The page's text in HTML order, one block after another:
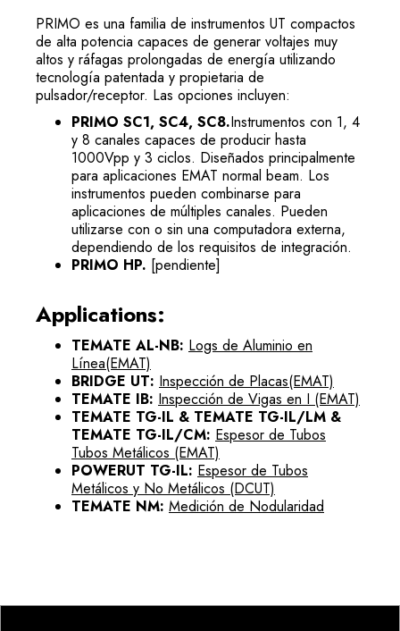
PRIMO es una familia de instrumentos UT compactos
de alta potencia capaces de generar voltajes muy
altos y ráfagas prolongadas de energía utilizando
tecnología patentada y propietaria de
pulsador/receptor. Las opciones incluyen:
PRIMO SC1, SC4, SC8.Instrumentos con 1, 4
y 8 canales capaces de producir hasta
1000Vpp y 3 ciclos. Diseñados principalmente
para aplicaciones EMAT normal beam. Los
instrumentos pueden combinarse para
aplicaciones de múltiples canales. Pueden
utilizarse con o sin una computadora externa,
dependiendo de los requisitos de integración.
PRIMO HP. [pendiente]
Applications:
TEMATE AL-NB: Logs de Aluminio en
Línea(EMAT)
BRIDGE UT: Inspección de Placas(EMAT)
TEMATE IB: Inspección de Vigas en I (EMAT)
TEMATE TG-IL & TEMATE TG-IL/LM &
TEMATE TG-IL/CM: Espesor de Tubos
Tubos Metálicos (EMAT)
POWERUT TG-IL: Espesor de Tubos
Metálicos y No Metálicos (DCUT)
TEMATE NM: Medición de Nodularidad